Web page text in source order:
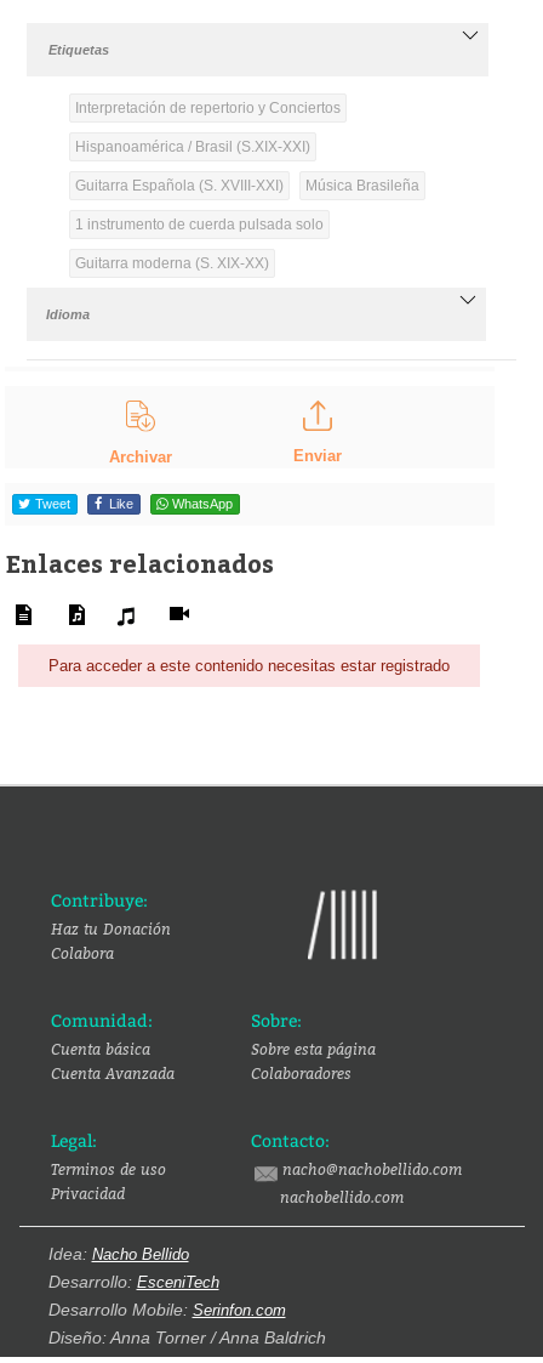
Etiquetas
Interpretación de repertorio y Conciertos
Hispanoamérica / Brasil (S.XIX-XXI)
Guitarra Española (S. XVIII-XXI) Música Brasileña
1 instrumento de cuerda pulsada solo
Guitarra moderna (S. XIX-XX)
Idioma
Archivar Enviar
Tweet Like WhatsApp
Enlaces relacionados
Para acceder a este contenido necesitas estar registrado
Contribuye:
Haz tu Donación
Colabora
Comunidad:
Cuenta básica
Cuenta Avanzada
Sobre:
Sobre esta página
Colaboradores
Legal:
Terminos de uso
Privacidad
Contacto:
nacho@nachobellido.com
nachobellido.com
Idea: Nacho Bellido
Desarrollo: EsceniTech
Desarrollo Mobile: Serinfon.com
Diseño: Anna Torner / Anna Baldrich